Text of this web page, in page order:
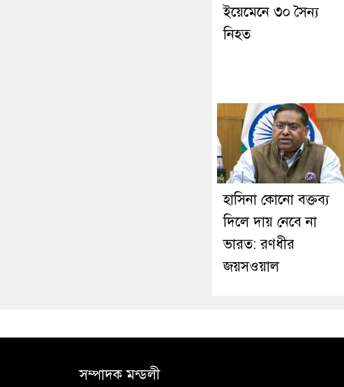
ইয়েমেনে ৩০ সৈন্য
নিহত
হাসিনা কোনো বক্তব্য
দিলে দায় নেবে না
ভারত: রণধীর
জয়সওয়াল
সম্পাদক মন্ডলী